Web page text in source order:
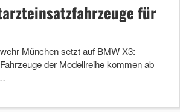
für
München setzt auf BMW X3:
der Modellreihe kommen ab